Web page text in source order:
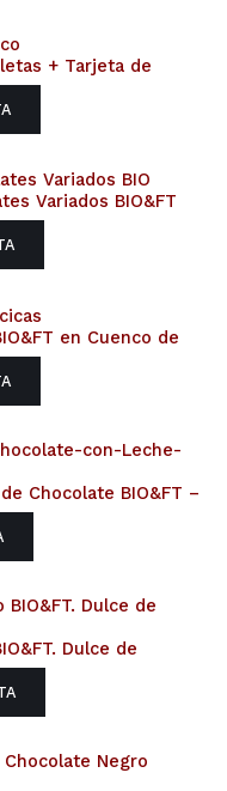
+ Tarjeta de
Variados BIO&FT
en Cuenco de
de Chocolate BIO&FT –
Dulce de